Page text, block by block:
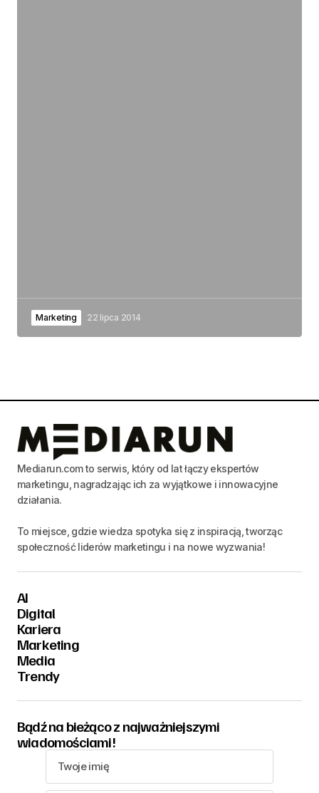
Marketing 22 lipca 2014
Mediarun.com to serwis, który od lat łączy ekspertów
marketingu, nagradzając ich za wyjątkowe i innowacyjne
działania.
To miejsce, gdzie wiedza spotyka się z inspiracją, tworząc
społeczność liderów marketingu i na nowe wyzwania!
AI
Digital
Kariera
Marketing
Media
Trendy
Bądź na bieżąco z najważniejszymi
wiadomościami!